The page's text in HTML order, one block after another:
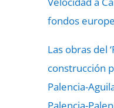
fondos
Las obras del
construcción
Palencia-